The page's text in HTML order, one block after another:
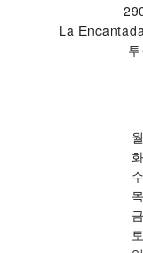
La
월
화
수
목
금
토